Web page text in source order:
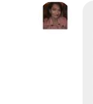
Em
resposta
à